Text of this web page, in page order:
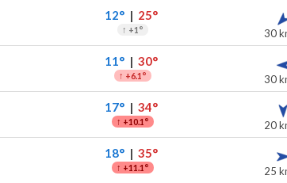
12°| 25°
↑ +1° 30
11°| 30°
↑ +6.1° 30
17°| 34°
↑ +10.1° 20
18°| 35°
↑ +11.1° 25